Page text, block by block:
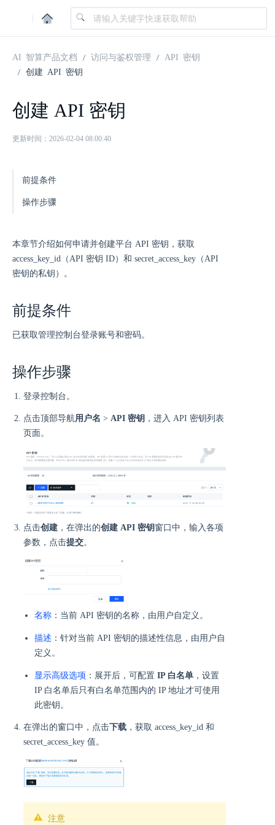
|
AI 智算产品文档 访问与鉴权管理
API 密钥
创建 API 密钥
创建 API 密钥
更新时间：2026-02-04 08:00:40
前提条件
操作步骤
本章节介绍如何申请并创建平台 API 密钥，获取
access_key_id（API 密钥 ID）和 secret_access_key（API
密钥的私钥）。
前提条件
已获取管理控制台登录账号和密码。
操作步骤
登录控制台。
点击顶部导航用户名 > API 密钥 ，进入 API 密钥列表
页面。
点击创建 ，在弹出的创建 API 密钥 窗口中，输入各项
参数，点击提交。
名称 ：当前 API 密钥的名称，由用户自定义。
描述 ：针对当前 API 密钥的描述性信息，由用户自
定义。
显示高级选项 ：展开后，可配置 IP 白名单 ，设置
IP 白名单后只有白名单范围内的 IP 地址才可使用
此密钥。
在弹出的窗口中，点击下载 ，获取 access_key_id 和
secret_access_key 值。
注意